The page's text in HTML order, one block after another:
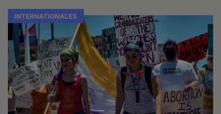
INTERNATIONALES